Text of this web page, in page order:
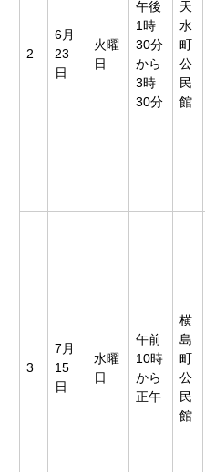
2
6月
23
日
火曜
日
午後
1時
30分
から
3時
30分
天
水
町
公
民
館
3
7月
15
日
水曜
日
午前
10時
から
正午
横
島
町
公
民
館